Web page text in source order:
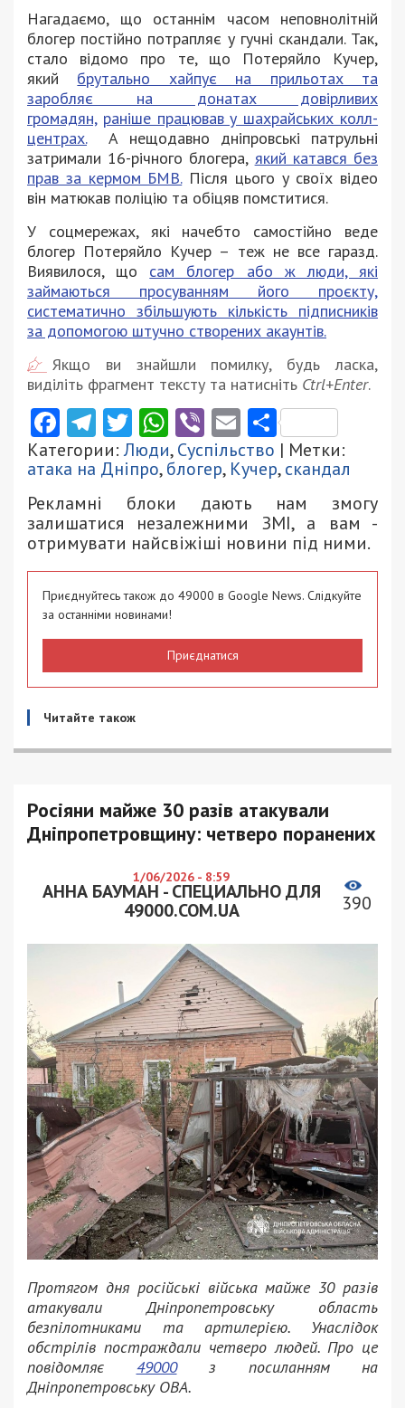
Нагадаємо, що останнім часом неповнолітній
блогер постійно потрапляє у гучні скандали. Так,
стало відомо про те, що Потеряйло Кучер,
який брутально хайпує на прильотах та
заробляє на донатах довірливих
громадян, раніше працював у шахрайських колл-
центрах.А нещодавно дніпровські патрульні
затримали 16-річного блогера, який катався без
прав за кермом БМВ.Після цього у своїх відео
він матюкав поліцію та обіцяв помститися.
У соцмережах, які начебто самостійно веде
блогер Потеряйло Кучер – теж не все гаразд.
Виявилося, що сам блогер або ж люди, які
займаються просуванням його проєкту,
систематично збільшують кількість підписників
за допомогою штучно створених акаунтів.
Якщо ви знайшли помилку, будь ласка,
виділіть фрагмент тексту та натисніть Ctrl+Enter.
Facebook
Telegram
Twitter
WhatsApp
ViberEmail
Категории:Люди,Суспільство | Метки:
атака на Дніпро,блогер, Кучер,скандал
Рекламні блоки дають нам змогу
залишатися незалежними ЗМІ, а вам -
отримувати найсвіжіші новини під ними.
Приєднуйтесь також до 49000 в Google News. Слідкуйте
за останніми новинами!
Приєднатися
Читайте також
Росіяни майже 30 разів атакували
Дніпропетровщину: четверо поранених
1/06/2026 - 8:59
АННА БАУМАН - СПЕЦИАЛЬНО ДЛЯ
49000.COM.UA
390
Протягом дня російські війська майже 30 разів
атакували Дніпропетровську область
безпілотниками та артилерією. Унаслідок
обстрілів постраждали четверо людей. Про це
повідомляє 49000з посиланням на
Дніпропетровську ОВА.